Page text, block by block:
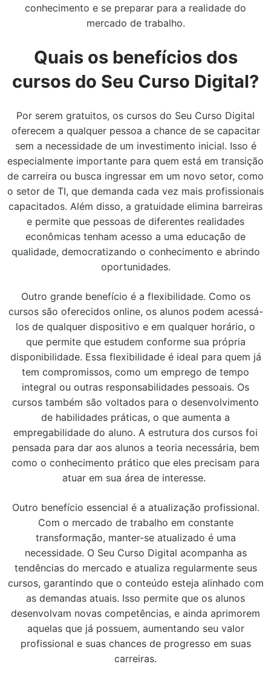
conhecimento e se preparar para a realidade do
mercado de trabalho.
Quais os benefícios dos
cursos do Seu Curso Digital?
Por serem gratuitos, os cursos do Seu Curso Digital
oferecem a qualquer pessoa a chance de se capacitar
sem a necessidade de um investimento inicial. Isso é
especialmente importante para quem está em transição
de carreira ou busca ingressar em um novo setor, como
o setor de TI, que demanda cada vez mais profissionais
capacitados. Além disso, a gratuidade elimina barreiras
e permite que pessoas de diferentes realidades
econômicas tenham acesso a uma educação de
qualidade, democratizando o conhecimento e abrindo
oportunidades.
Outro grande benefício é a flexibilidade. Como os
cursos são oferecidos online, os alunos podem acessá-
los de qualquer dispositivo e em qualquer horário, o
que permite que estudem conforme sua própria
disponibilidade. Essa flexibilidade é ideal para quem já
tem compromissos, como um emprego de tempo
integral ou outras responsabilidades pessoais. Os
cursos também são voltados para o desenvolvimento
de habilidades práticas, o que aumenta a
empregabilidade do aluno. A estrutura dos cursos foi
pensada para dar aos alunos a teoria necessária, bem
como o conhecimento prático que eles precisam para
atuar em sua área de interesse.
Outro benefício essencial é a atualização profissional.
Com o mercado de trabalho em constante
transformação, manter-se atualizado é uma
necessidade. O Seu Curso Digital acompanha as
tendências do mercado e atualiza regularmente seus
cursos, garantindo que o conteúdo esteja alinhado com
as demandas atuais. Isso permite que os alunos
desenvolvam novas competências, e ainda aprimorem
aquelas que já possuem, aumentando seu valor
profissional e suas chances de progresso em suas
carreiras.